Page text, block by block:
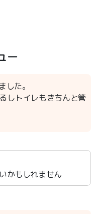
ー
した。
しトイレもきちんと管
かもしれません